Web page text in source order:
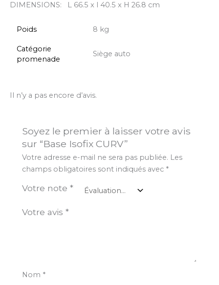
DIMENSIONS: L 66.5 x l 40.5 x H 26.8 cm
Poids 8 kg
Catégorie
promenade
Siège auto
Il n’y a pas encore d’avis.
Soyez le premier à laisser votre avis
sur “Base Isofix CURV”
Votre adresse e-mail ne sera pas publiée. Les
champs obligatoires sont indiqués avec *
Votre note*
Votre avis*
Nom *